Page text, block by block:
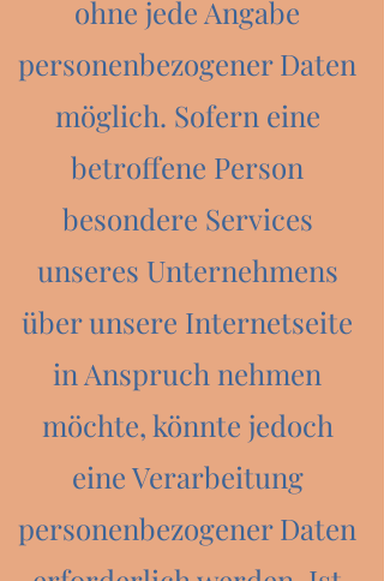
ohne jede Angabe
personenbezogener Daten
möglich. Sofern eine
betroffene Person
besondere Services
unseres Unternehmens
über unsere Internetseite
in Anspruch nehmen
möchte, könnte jedoch
eine Verarbeitung
personenbezogener Daten